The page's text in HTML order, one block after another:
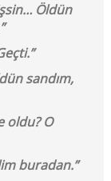
Öldün
sandım,
oldu? O
buradan.”